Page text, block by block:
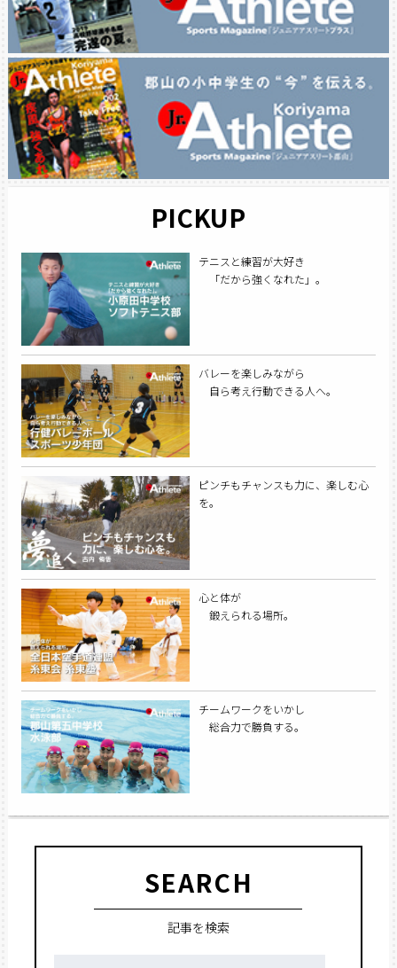
PICKUP
テニスと練習が大好き
「だから強くなれた」。
バレーを楽しみながら
自ら考え行動できる人へ。
ピンチもチャンスも力に、楽しむ心
を。
心と体が
鍛えられる場所。
チームワークをいかし
総合力で勝負する。
SEARCH
記事を検索